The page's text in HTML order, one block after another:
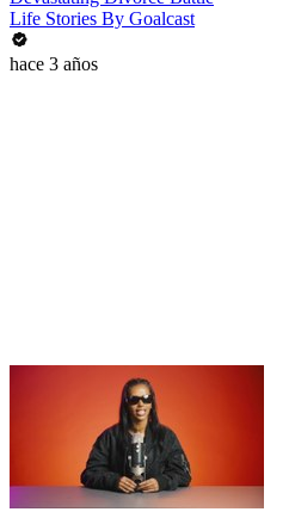
Life Stories By Goalcast
hace 3 años